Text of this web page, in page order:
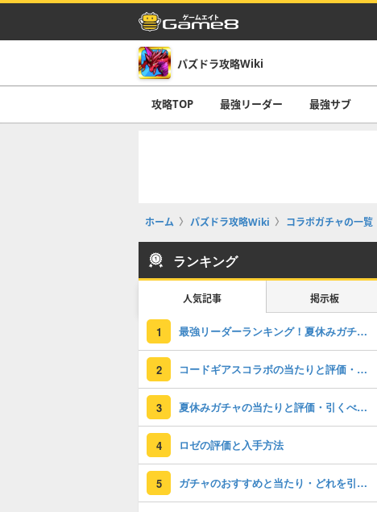
パズドラ攻略Wiki
攻略TOP 最強リーダー 最強サブ
ホーム パズドラ攻略Wiki コラボガチャの一覧
ランキング
人気記事 掲示板
1 最強リーダーランキング！夏休みガチャの評価掲載
2 コードギアスコラボの当たりと評価・引くべき？
3 夏休みガチャの当たりと評価・引くべき？
4 ロゼの評価と入手方法
5 ガチャのおすすめと当たり・どれを引くべき？